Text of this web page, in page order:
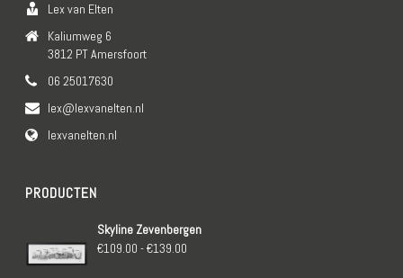
Lex van Elten
Kaliumweg 6
3812 PT Amersfoort
06 25017630
lex@lexvanelten.nl
lexvanelten.nl
PRODUCTEN
Skyline Zevenbergen
€109.00 -€139.00